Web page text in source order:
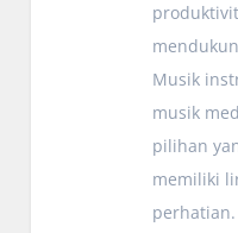
Musik
musik
pilihan
memiliki
perhatian.